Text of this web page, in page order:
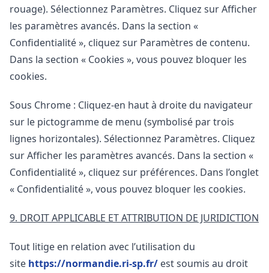
rouage). Sélectionnez Paramètres. Cliquez sur Afficher
les paramètres avancés. Dans la section «
Confidentialité », cliquez sur Paramètres de contenu.
Dans la section « Cookies », vous pouvez bloquer les
cookies.
Sous Chrome : Cliquez-en haut à droite du navigateur
sur le pictogramme de menu (symbolisé par trois
lignes horizontales). Sélectionnez Paramètres. Cliquez
sur Afficher les paramètres avancés. Dans la section «
Confidentialité », cliquez sur préférences. Dans l’onglet
« Confidentialité », vous pouvez bloquer les cookies.
9. DROIT APPLICABLE ET ATTRIBUTION DE JURIDICTION
Tout litige en relation avec l’utilisation du
site https://normandie.ri-sp.fr/ est soumis au droit